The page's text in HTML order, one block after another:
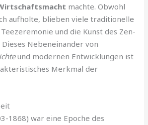
machte. Obwohl
aufholte, blieben viele traditionelle
und die Kunst des Zen-
Nebeneinander von
und modernen Entwicklungen ist
Merkmal der
1868) war eine Epoche des